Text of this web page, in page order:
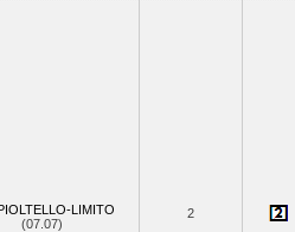
LIMITO
(07.07)
2